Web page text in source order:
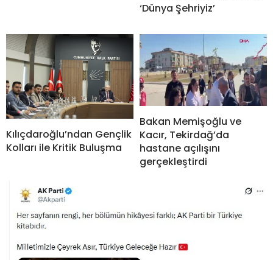
‘Dünya Şehriyiz’
Kılıçdaroğlu’ndan Gençlik
Kolları ile Kritik Buluşma
Bakan Memişoğlu ve
Kacır, Tekirdağ’da
hastane açılışını
gerçekleştirdi